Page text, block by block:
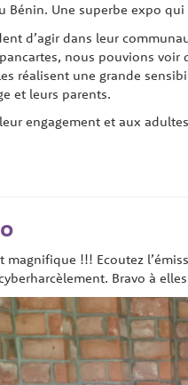
Bénin. Une superbe expo
d’agir dans leur
nous pouvions
réalisent une grande
et leurs parents.
engagement et aux
magnifique !!! Ecoutez
Bravo à